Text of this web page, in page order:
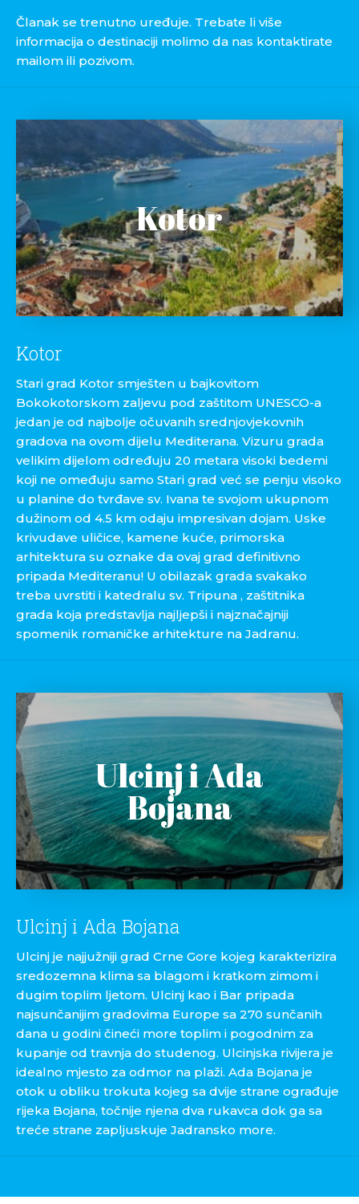
Članak se trenutno uređuje. Trebate li više
informacija o destinaciji molimo da nas kontaktirate
mailom ili pozivom.
Kotor
Kotor
Stari grad Kotor smješten u bajkovitom
Bokokotorskom zaljevu pod zaštitom UNESCO-a
jedan je od najbolje očuvanih srednjovjekovnih
gradova na ovom dijelu Mediterana. Vizuru grada
velikim dijelom određuju 20 metara visoki bedemi
koji ne omeđuju samo Stari grad već se penju visoko
u planine do tvrđave sv. Ivana te svojom ukupnom
dužinom od 4.5 km odaju impresivan dojam. Uske
krivudave uličice, kamene kuće, primorska
arhitektura su oznake da ovaj grad definitivno
pripada Mediteranu! U obilazak grada svakako
treba uvrstiti i katedralu sv. Tripuna , zaštitnika
grada koja predstavlja najljepši i najznačajniji
spomenik romaničke arhitekture na Jadranu.
Ulcinj i Ada
Bojana
Ulcinj i Ada Bojana
Ulcinj je najjužniji grad Crne Gore kojeg karakterizira
sredozemna klima sa blagom i kratkom zimom i
dugim toplim ljetom. Ulcinj kao i Bar pripada
najsunčanijim gradovima Europe sa 270 sunčanih
dana u godini čineći more toplim i pogodnim za
kupanje od travnja do studenog. Ulcinjska rivijera je
idealno mjesto za odmor na plaži. Ada Bojana je
otok u obliku trokuta kojeg sa dvije strane ograđuje
rijeka Bojana, točnije njena dva rukavca dok ga sa
treće strane zapljuskuje Jadransko more.